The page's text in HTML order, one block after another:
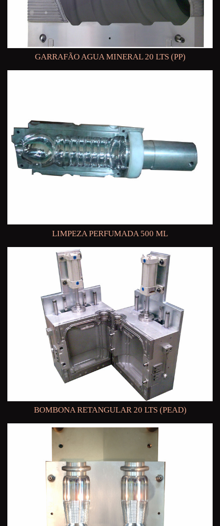
GARRAFÃO AGUA MINERAL 20 LTS (PP)
LIMPEZA PERFUMADA 500 ML
BOMBONA RETANGULAR 20 LTS (PEAD)